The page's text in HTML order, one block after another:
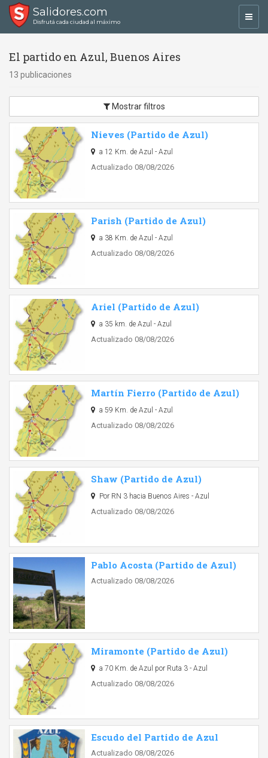
Salidores.com
Disfrutá cada ciudad al máximo
El partido en Azul, Buenos Aires
13 publicaciones
Mostrar filtros
Nieves (Partido de Azul)
a 12 Km. de Azul - Azul
Actualizado 08/08/2026
Parish (Partido de Azul)
a 38 Km. de Azul - Azul
Actualizado 08/08/2026
Ariel (Partido de Azul)
a 35 km. de Azul - Azul
Actualizado 08/08/2026
Martín Fierro (Partido de Azul)
a 59 Km. de Azul - Azul
Actualizado 08/08/2026
Shaw (Partido de Azul)
Por RN 3 hacia Buenos Aires - Azul
Actualizado 08/08/2026
Pablo Acosta (Partido de Azul)
Actualizado 08/08/2026
Miramonte (Partido de Azul)
a 70 Km. de Azul por Ruta 3 - Azul
Actualizado 08/08/2026
Escudo del Partido de Azul
Actualizado 08/08/2026